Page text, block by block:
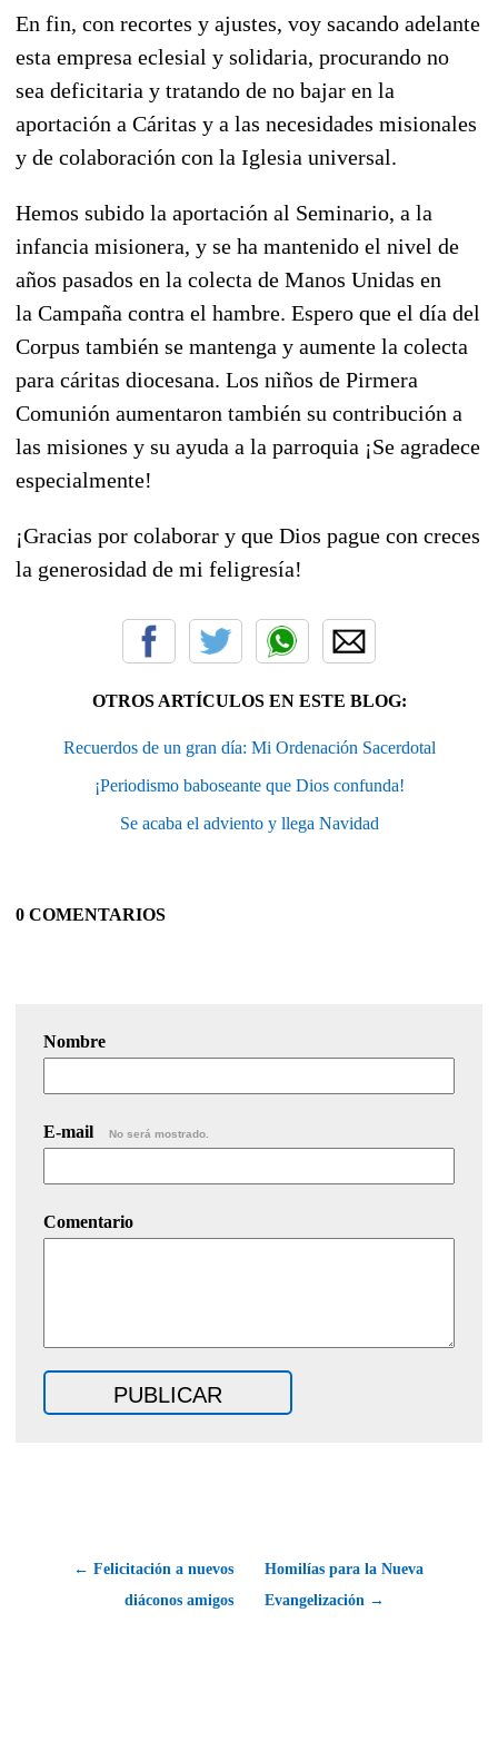
En fin, con recortes y ajustes, voy sacando adelante
esta empresa eclesial y solidaria, procurando no
sea deficitaria y tratando de no bajar en la
aportación a Cáritas y a las necesidades misionales
y de colaboración con la Iglesia universal.
Hemos subido la aportación al Seminario, a la
infancia misionera, y se ha mantenido el nivel de
años pasados en la colecta de Manos Unidas en
la Campaña contra el hambre. Espero que el día del
Corpus también se mantenga y aumente la colecta
para cáritas diocesana. Los niños de Pirmera
Comunión aumentaron también su contribución a
las misiones y su ayuda a la parroquia ¡Se agradece
especialmente!
¡Gracias por colaborar y que Dios pague con creces
la generosidad de mi feligresía!
OTROS ARTÍCULOS EN ESTE BLOG:
Recuerdos de un gran día: Mi Ordenación Sacerdotal
¡Periodismo baboseante que Dios confunda!
Se acaba el adviento y llega Navidad
0 COMENTARIOS
Nombre
E-mail No será mostrado.
Comentario
← Felicitación a nuevos
diáconos amigos
Homilías para la Nueva
Evangelización →